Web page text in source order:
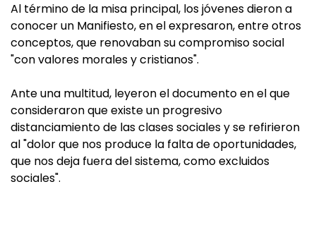
Al término de la misa principal, los jóvenes dieron a
conocer un Manifiesto, en el expresaron, entre otros
conceptos, que renovaban su compromiso social
"con valores morales y cristianos".
Ante una multitud, leyeron el documento en el que
consideraron que existe un progresivo
distanciamiento de las clases sociales y se refirieron
al "dolor que nos produce la falta de oportunidades,
que nos deja fuera del sistema, como excluidos
sociales".